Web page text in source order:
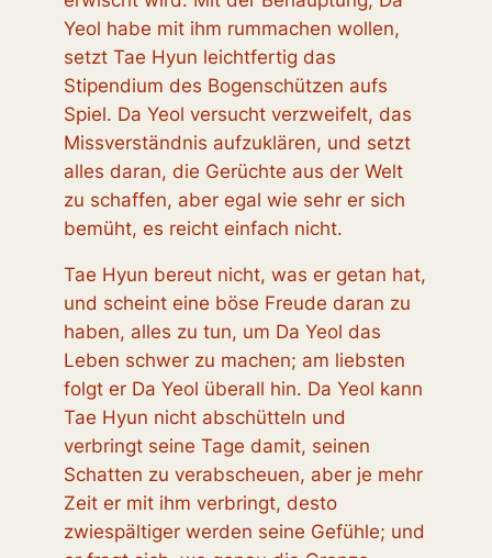
Yeol habe mit ihm rummachen wollen,
setzt Tae Hyun leichtfertig das
Stipendium des Bogenschützen aufs
Spiel. Da Yeol versucht verzweifelt, das
Missverständnis aufzuklären, und setzt
alles daran, die Gerüchte aus der Welt
zu schaffen, aber egal wie sehr er sich
bemüht, es reicht einfach nicht.
Tae Hyun bereut nicht, was er getan hat,
und scheint eine böse Freude daran zu
haben, alles zu tun, um Da Yeol das
Leben schwer zu machen; am liebsten
folgt er Da Yeol überall hin. Da Yeol kann
Tae Hyun nicht abschütteln und
verbringt seine Tage damit, seinen
Schatten zu verabscheuen, aber je mehr
Zeit er mit ihm verbringt, desto
zwiespältiger werden seine Gefühle; und